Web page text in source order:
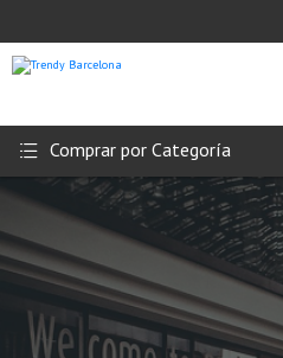
Comprar por Categoría